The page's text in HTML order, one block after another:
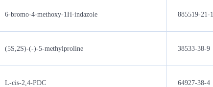
6-bromo-4-methoxy-1H-indazole 885519-21-1
(5S,2S)-(-)-5-methylproline 38533-38-9
L-cis-2,4-PDC 64927-38-4